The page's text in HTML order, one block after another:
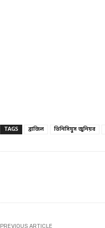
TAGS ব্রাজিল ভিনিসিয়ুস জুনিয়র
PREVIOUS ARTICLE